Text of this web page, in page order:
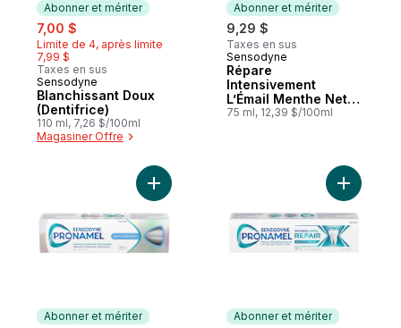
Abonner et mériter
sale:
7,00 $
Limite de 4, après limite
7,99 $
Taxes en sus
Abonner et mériter
Sensodyne
Blanchissant Doux
(Dentifrice)
110 ml, 7,26 $/100ml
Magasiner Offre
Abonner et mériter
9,29 $
Taxes en sus
Abonner et mériter
Sensodyne
Répare
Intensivement
L’Émail Menthe Nette
(Dentifrice)
75 ml, 12,39 $/100ml
Abonner et mériter
Ajouter Blanchissant Doux (Dentifrice) au
Abonner et mériter
Ajouter